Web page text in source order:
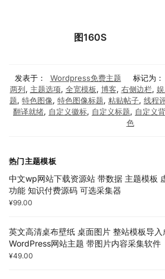
图160S
发表于： Wordpress免费主题 标记为：
两列, 主题选项, 全宽模板, 博客, 右侧边栏,
题, 特色图像, 特色图像标题, 粘贴帖子, 线程
翻译就绪, 自定义徽标, 自定义标题, 自定义
色
热门主题模板
中文wp网站下载资源站 带数据 主题模板
功能 知识付费源码 可选采集器
¥99.00
英文高清桌布壁纸 桌面图片 整站模板导
WordPress网站主题 带图片内容采集软件
¥49.00